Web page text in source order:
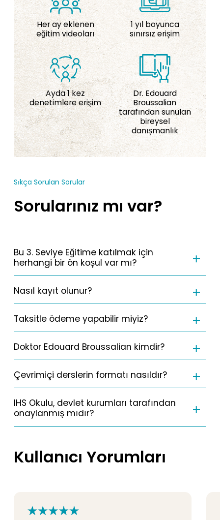
Her ay eklenen
eğitim videoları
1 yıl boyunca
sınırsız erişim
Ayda 1 kez
denetimlere erişim
Dr. Edouard
Broussalian
tarafından sunulan
bireysel
danışmanlık
Sıkça Sorulan Sorular
Sorularınız mı var?
Bu 3. Seviye Eğitime katılmak için
herhangi bir ön koşul var mı?
Nasıl kayıt olunur?
Taksitle ödeme yapabilir miyiz?
Doktor Edouard Broussalian kimdir?
Çevrimiçi derslerin formatı nasıldır?
IHS Okulu, devlet kurumları tarafından
onaylanmış mıdır?
Kullanıcı Yorumları